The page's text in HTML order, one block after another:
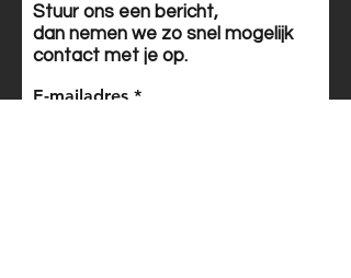
Stuur ons een bericht,
dan nemen we zo snel mogelijk
contact met je op.
E-mailadres